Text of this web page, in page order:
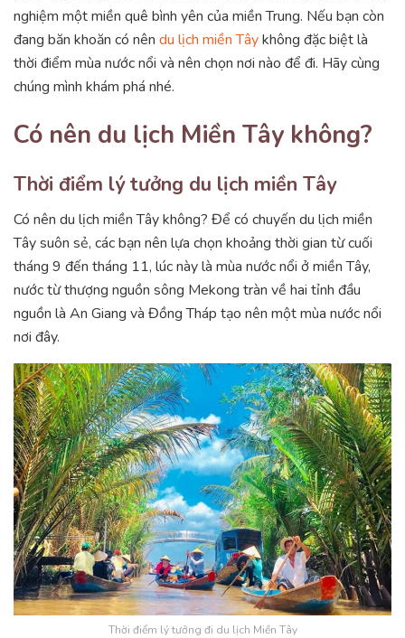
nghiệm một miền quê bình yên của miền Trung. Nếu bạn còn
đang băn khoăn có nên du lịch miền Tâykhông đặc biệt là
thời điểm mùa nước nổi và nên chọn nơi nào để đi. Hãy cùng
chúng mình khám phá nhé.
Có nên du lịch Miền Tây không?
Thời điểm lý tưởng du lịch miền Tây
Có nên du lịch miền Tây không? Để có chuyến du lịch miền
Tây suôn sẻ, các bạn nên lựa chọn khoảng thời gian từ cuối
tháng 9 đến tháng 11, lúc này là mùa nước nổi ở miền Tây,
nước từ thượng nguồn sông Mekong tràn về hai tỉnh đầu
nguồn là An Giang và Đồng Tháp tạo nên một mùa nước nổi
nơi đây.
Thời điểm lý tưởng đi du lịch Miền Tây